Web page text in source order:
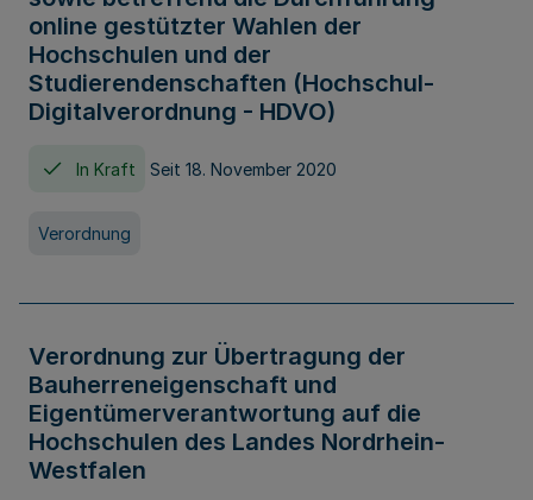
online gestützter Wahlen der
Hochschulen und der
Studierendenschaften (Hochschul-
Digitalverordnung - HDVO)
In Kraft Seit 18. November 2020
Verordnung
Verordnung zur Übertragung der
Bauherreneigenschaft und
Eigentümerverantwortung auf die
Hochschulen des Landes Nordrhein-
Westfalen